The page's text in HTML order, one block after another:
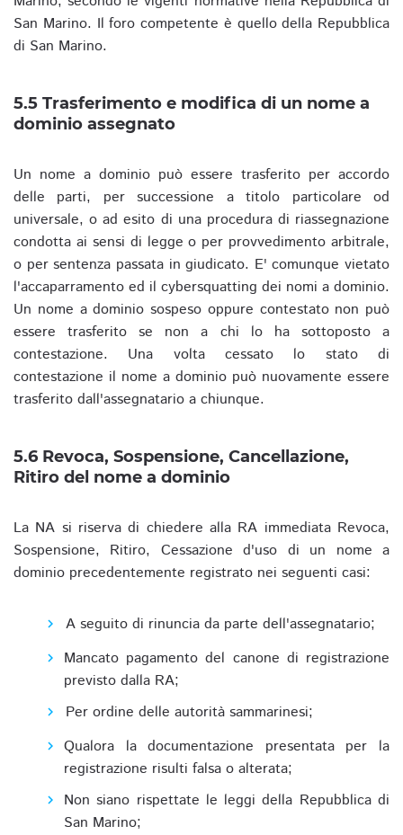
San Marino. Il foro competente è quello della Repubblica
di San Marino.
5.5 Trasferimento e modifica di un nome a
dominio assegnato
Un nome a dominio può essere trasferito per accordo
delle parti, per successione a titolo particolare od
universale, o ad esito di una procedura di riassegnazione
condotta ai sensi di legge o per provvedimento arbitrale,
o per sentenza passata in giudicato. E' comunque vietato
l'accaparramento ed il cybersquatting dei nomi a dominio.
Un nome a dominio sospeso oppure contestato non può
essere trasferito se non a chi lo ha sottoposto a
contestazione. Una volta cessato lo stato di
contestazione il nome a dominio può nuovamente essere
trasferito dall'assegnatario a chiunque.
5.6 Revoca, Sospensione, Cancellazione,
Ritiro del nome a dominio
La NA si riserva di chiedere alla RA immediata Revoca,
Sospensione, Ritiro, Cessazione d'uso di un nome a
dominio precedentemente registrato nei seguenti casi:
A seguito di rinuncia da parte dell'assegnatario;
Mancato pagamento del canone di registrazione
previsto dalla RA;
Per ordine delle autorità sammarinesi;
Qualora la documentazione presentata per la
registrazione risulti falsa o alterata;
Non siano rispettate le leggi della Repubblica di
San Marino;